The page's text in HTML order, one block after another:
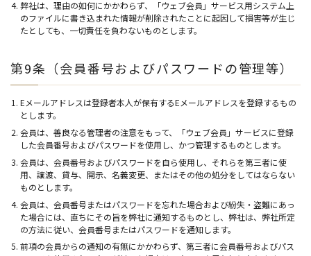
弊社は、理由の如何にかかわらず、「ウェブ会員」サービス用システム上
のファイルに書き込まれた情報が削除されたことに起因して損害等が生じ
たとしても、一切責任を負わないものとします。
第9条（会員番号およびパスワードの管理等）
Eメールアドレスは登録者本人が保有するEメールアドレスを登録するもの
とします。
会員は、善良なる管理者の注意をもって、「ウェブ会員」サービスに登録
した会員番号およびパスワードを使用し、かつ管理するものとします。
会員は、会員番号およびパスワードを自ら使用し、それらを第三者に使
用、譲渡、貸与、開示、名義変更、またはその他の処分をしてはならない
ものとします。
会員は、会員番号またはパスワードを忘れた場合および紛失・盗難にあっ
た場合には、直ちにその旨を弊社に通知するものとし、弊社は、弊社所定
の方法に従い、会員番号またはパスワードを通知します。
前項の会員からの通知の有無にかかわらず、第三者に会員番号およびパス